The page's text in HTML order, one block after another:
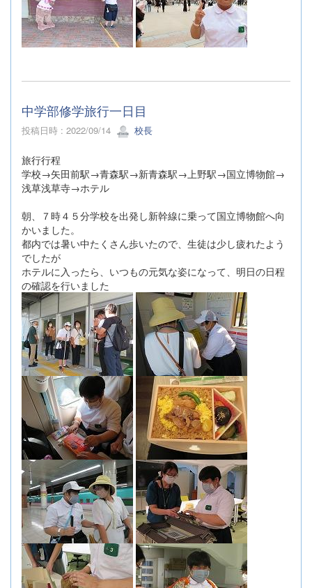
中学部修学旅行一日目
投稿日時 : 2022/09/14 校長
旅行行程
学校→矢田前駅→青森駅→新青森駅→上野駅→国立博物館→
浅草浅草寺→ホテル
朝、７時４５分学校を出発し新幹線に乗って国立博物館へ向
かいました。
都内では暑い中たくさん歩いたので、生徒は少し疲れたよう
でしたが
ホテルに入ったら、いつもの元気な姿になって、明日の日程
の確認を行いました